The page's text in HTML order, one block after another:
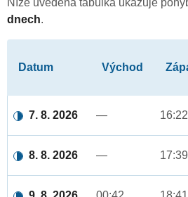
Níže uvedená tabulka ukazuje
dnech.
Datum Východ
7. 8. 2026 — 16:22
8. 8. 2026 — 17:39